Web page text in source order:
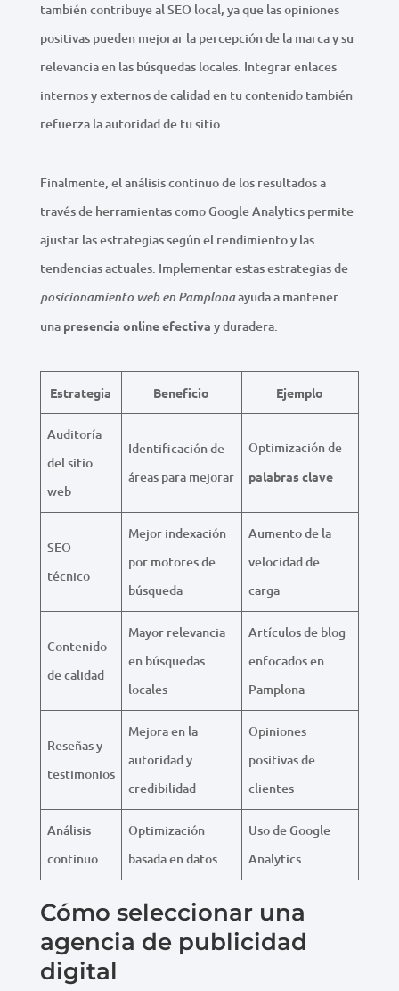
también contribuye al SEO local, ya que las opiniones
positivas pueden mejorar la percepción de la marca y su
relevancia en las búsquedas locales. Integrar enlaces
internos y externos de calidad en tu contenido también
refuerza la autoridad de tu sitio.
Finalmente, el análisis continuo de los resultados a
través de herramientas como Google Analytics permite
ajustar las estrategias según el rendimiento y las
tendencias actuales. Implementar estas estrategias de
posicionamiento web en Pamplonaayuda a mantener
una presencia online efectiva y duradera.
Estrategia Beneficio Ejemplo
Auditoría
del sitio
web
Identificación de
áreas para mejorar
Optimización de
palabras clave
SEO
técnico
Mejor indexación
por motores de
búsqueda
Aumento de la
velocidad de
carga
Contenido
de calidad
Mayor relevancia
en búsquedas
locales
Artículos de blog
enfocados en
Pamplona
Reseñas y
testimonios
Mejora en la
autoridad y
credibilidad
Opiniones
positivas de
clientes
Análisis
continuo
Optimización
basada en datos
Uso de Google
Analytics
Cómo seleccionar una
agencia de publicidad
digital